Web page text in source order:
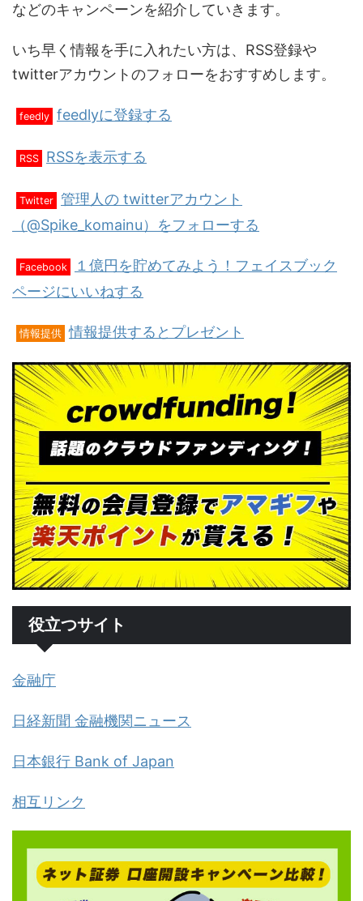
などのキャンペーンを紹介していきます。
いち早く情報を手に入れたい方は、RSS登録や
twitterアカウントのフォローをおすすめします。
feedly feedlyに登録する
RSS RSSを表示する
Twitter 管理人の twitterアカウント
（@Spike_komainu）をフォローする
Facebook
１億円を貯めてみよう！フェイスブック
ページにいいねする
情報提供 情報提供するとプレゼント
役立つサイト
金融庁
日経新聞 金融機関ニュース
日本銀行 Bank of Japan
相互リンク